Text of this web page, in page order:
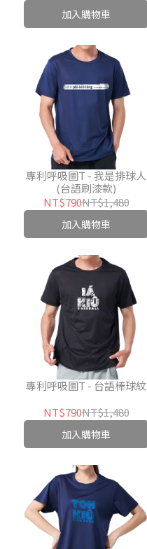
加入購物車
專利呼吸圖T - 我是排球人
(台語刷漆款)
NT$790NT$1,480
加入購物車
專利呼吸圖T - 台語棒球紋
NT$790NT$1,480
加入購物車